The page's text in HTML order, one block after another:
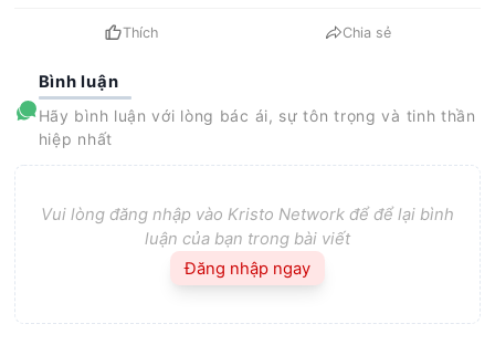
Thích Chia sẻ
Bình luận
Hãy bình luận với lòng bác ái, sự tôn trọng và tinh thần
hiệp nhất
Vui lòng đăng nhập vào Kristo Network để để lại bình
luận của bạn trong bài viết
Đăng nhập ngay